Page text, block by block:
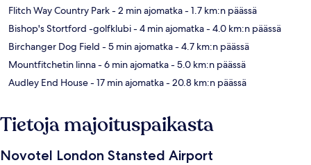
Flitch Way Country Park- 2 min ajomatka- 1.7 km:n päässä
Bishop's Stortford -golfklubi- 4 min ajomatka- 4.0 km:n päässä
Birchanger Dog Field - 5 min ajomatka- 4.7 km:n päässä
Mountfitchetin linna- 6 min ajomatka- 5.0 km:n päässä
Audley End House- 17 min ajomatka- 20.8 km:n päässä
Tietoja majoituspaikasta
Novotel London Stansted Airport